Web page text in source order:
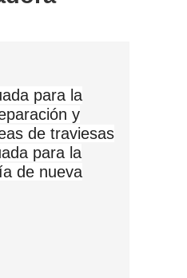
para la
y
de traviesas
para la
de nueva